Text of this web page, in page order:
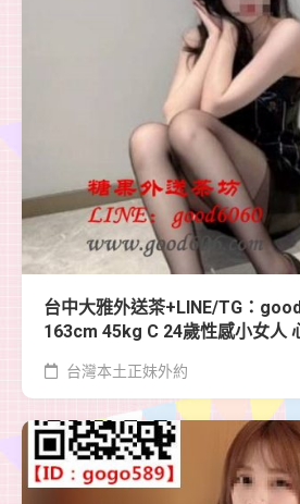
台中大雅外送茶+LINE/TG：
163cm 45kg C 24歲性感小女人
台灣本土正妹外約